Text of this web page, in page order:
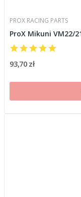
PROX RACING PARTS
93,70 zł